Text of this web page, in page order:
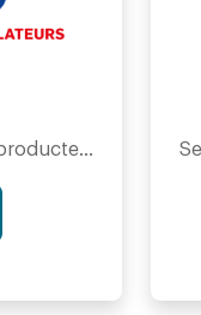
Deze App wordt gebruikt om producten vanuit het Salo systeem te synchroniseren met de webshop. Binnen de App kan o.a. worden bepaald welke producten in de webshop moeten komen en wat de webshopprijs is op basis van de inkoopprijs plus een marge.